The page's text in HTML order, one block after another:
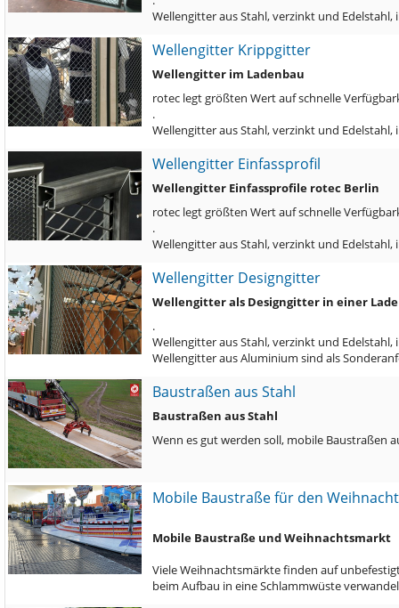
Wellengitter aus Stahl, verzinkt und
Wellengitter Krippgitter
Wellengitter im Ladenbau
rotec legt größten Wert auf schnelle
.
Wellengitter aus Stahl, verzinkt und
Wellengitter Einfassprofil
Wellengitter Einfassprofile rotec Berlin
rotec legt größten Wert auf schnelle
.
Wellengitter aus Stahl, verzinkt und
Wellengitter Designgitter
Wellengitter als Designgitter in einer
.
Wellengitter aus Stahl, verzinkt und
Wellengitter aus Aluminium sind als
Baustraßen aus Stahl
Baustraßen aus Stahl
Wenn es gut werden soll, mobile Baustraßen
Mobile Baustraße für den
Mobile Baustraße und Weihnachtsmarkt
Viele Weihnachtsmärkte finden auf
beim Aufbau in eine Schlammwüste